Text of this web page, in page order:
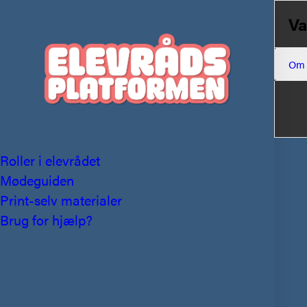
Roller i elevrådet
Mødeguiden
Print-selv materialer
Brug for hjælp?
Om